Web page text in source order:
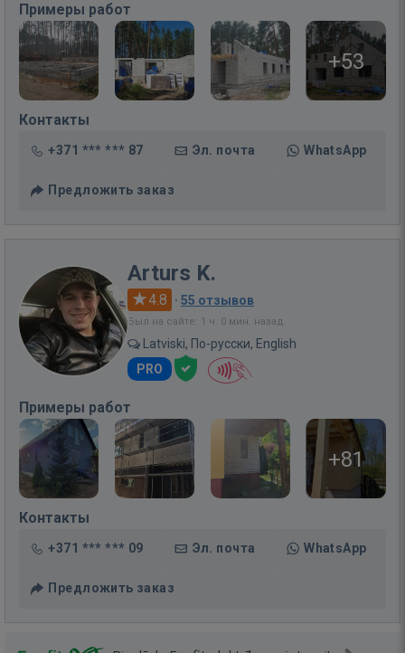
Примеры работ
+53
Контакты
+371 *** *** 87 Эл. почта WhatsApp
Предложить заказ
Arturs K.
4.8 · 55 отзывов
Был на сайте: 1 ч. 0 мин. назад
Latviski, По-русски, English
PRO
Примеры работ
+81
Контакты
+371 *** *** 09 Эл. почта WhatsApp
Предложить заказ